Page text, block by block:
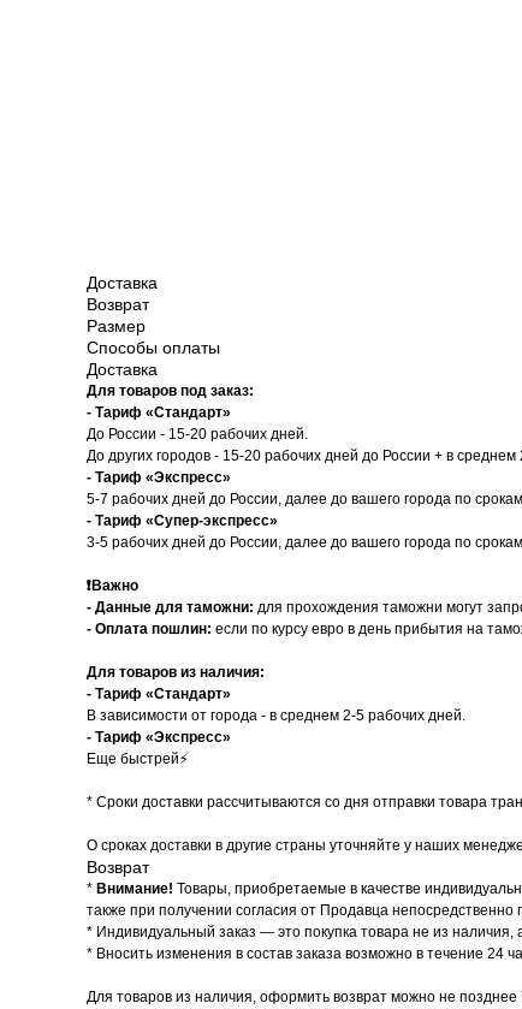
Доставка
Возврат
Размер
Способы оплаты
Доставка
Для товаров под заказ:
- Тариф «Стандарт»
До России - 15-20 рабочих дней.
До других городов - 15-20 рабочих дней до России + в
- Тариф «Экспресс»
5-7 рабочих дней до России, далее до вашего города по
- Тариф «Супер-экспресс»
3-5 рабочих дней до России, далее до вашего города по
❗️Важно
- Данные для таможни: для прохождения таможни могут
- Оплата пошлин: если по курсу евро в день прибытия на
Для товаров из наличия:
- Тариф «Стандарт»
В зависимости от города - в среднем 2-5 рабочих дней.
- Тариф «Экспресс»
Еще быстрей⚡
* Cроки доставки рассчитываются со дня отправки товара
О сроках доставки в другие страны уточняйте у наших
Возврат
* Внимание! Товары, приобретаемые в качестве
также при получении согласия от Продавца
* Индивидуальный заказ — это покупка товара не из наличия,
* Вносить изменения в состав заказа возможно в течение 24
Для товаров из наличия, оформить возврат можно не